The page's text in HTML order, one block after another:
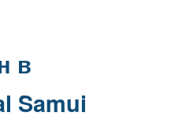
в
Samui